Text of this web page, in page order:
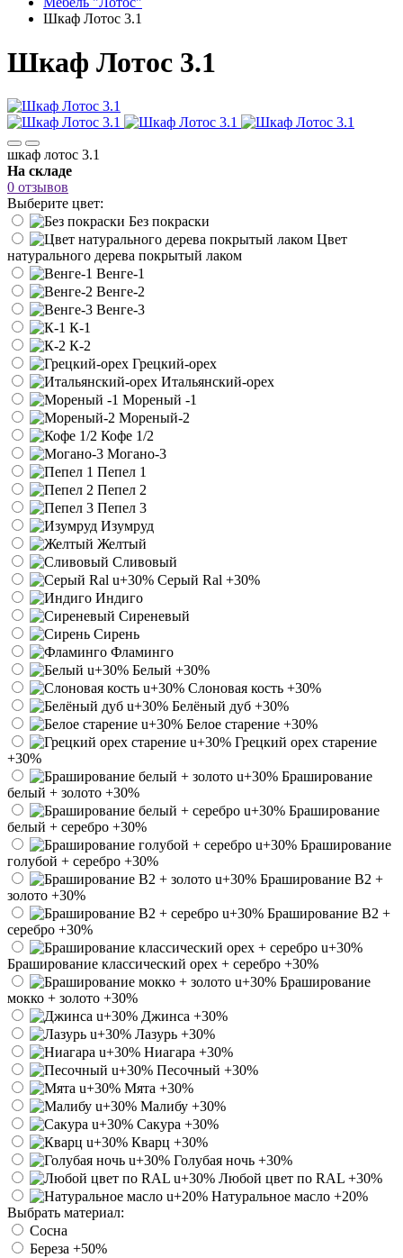
Шкаф Лотос 3.1
Шкаф Лотос 3.1
шкаф лотос 3.1
На складе
0 отзывов
Выберите цвет:
Без покраски
Цвет
натурального дерева покрытый лаком
Венге-1
Венге-2
Венге-3
К-1
К-2
Грецкий-орех
Итальянский-орех
Мореный -1
Мореный-2
Кофе 1/2
Могано-3
Пепел 1
Пепел 2
Пепел 3
Изумруд
Желтый
Сливовый
Серый Ral +30%
Индиго
Сиреневый
Сирень
Фламинго
Белый +30%
Слоновая кость +30%
Белёный дуб +30%
Белое старение +30%
Грецкий орех старение
+30%
Браширование
белый + золото +30%
Браширование
белый + серебро +30%
Браширование
голубой + серебро +30%
Браширование В2 +
золото +30%
Браширование В2 +
серебро +30%
Браширование классический орех + серебро +30%
Браширование
мокко + золото +30%
Джинса +30%
Лазурь +30%
Ниагара +30%
Песочный +30%
Мята +30%
Малибу +30%
Сакура +30%
Кварц +30%
Голубая ночь +30%
Любой цвет по RAL +30%
Натуральное масло +20%
Выбрать материал:
Сосна
Береза +50%